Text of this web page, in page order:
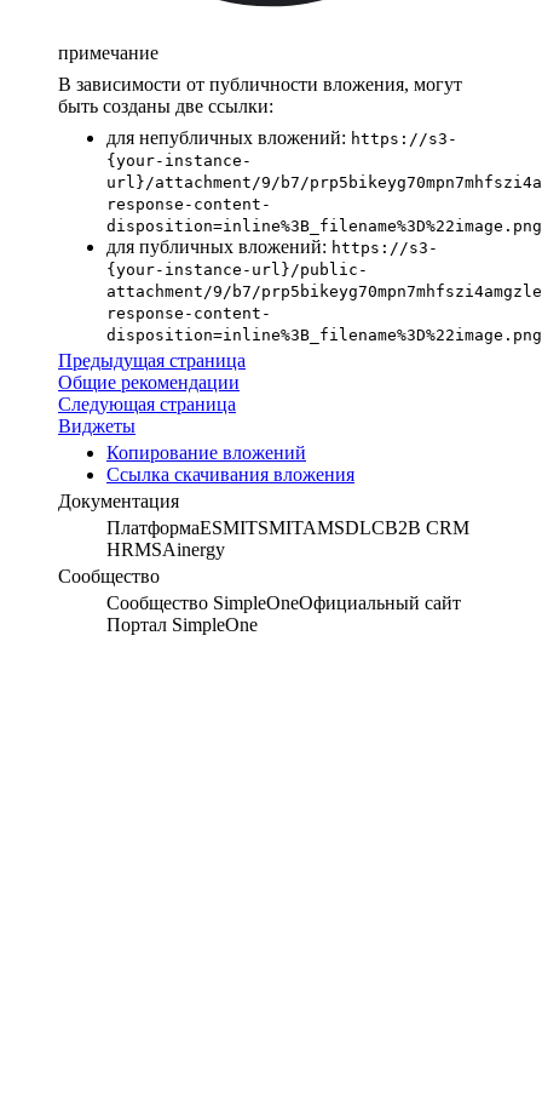
примечание
В зависимости от публичности вложения, могут
быть созданы две ссылки:
для непубличных вложений: https://s3-
{your-instance-
url}/attachment/9/b7/
response-content-
для публичных вложений: https://s3-
{your-instance-url}/public-
attachment/9/b7/
response-content-
Предыдущая страница
Общие рекомендации
Следующая страница
Виджеты
Копирование вложений
Ссылка скачивания вложения
Документация
ПлатформаESMITSMITAMSDLCB2B CRM
HRMSAinergy
Сообщество
Сообщество SimpleOneОфициальный сайт
Портал SimpleOne